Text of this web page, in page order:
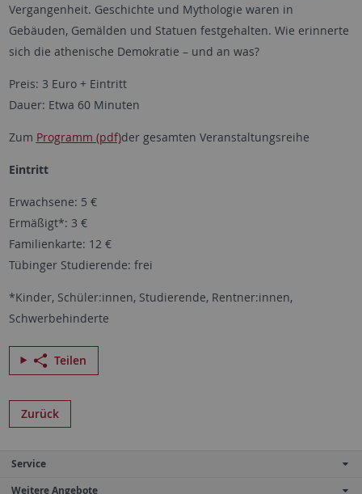
Vergangenheit. Geschichte und Mythologie waren in
Gebäuden, Gemälden und Statuen festgehalten. Wie erinnerte
sich die athenische Demokratie – und an was?
Preis: 3 Euro + Eintritt
Dauer: Etwa 60 Minuten
Zum Programm (pdf)der gesamten Veranstaltungsreihe
Eintritt
Erwachsene: 5 €
Ermäßigt*: 3 €
Familienkarte: 12 €
Tübinger Studierende: frei
*Kinder, Schüler:innen, Studierende, Rentner:innen,
Schwerbehinderte
Teilen
Zurück
Service
Weitere Angebote